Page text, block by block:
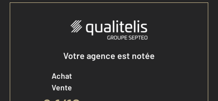
Votre agence est notée
Achat
Vente